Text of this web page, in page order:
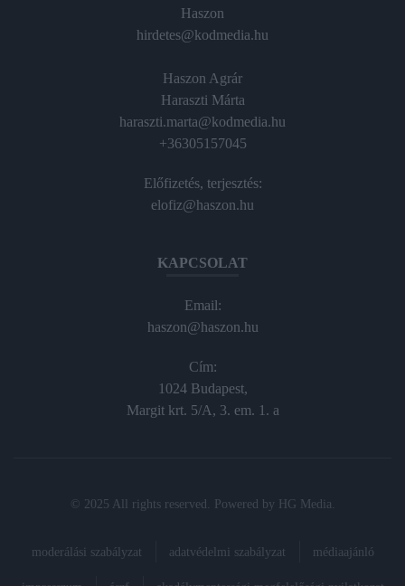
Haszon
hirdetes@kodmedia.hu
Haszon Agrár
Haraszti Márta
haraszti.marta@kodmedia.hu
+36305157045
Előfizetés, terjesztés:
elofiz@haszon.hu
KAPCSOLAT
Email:
haszon@haszon.hu
Cím:
1024 Budapest,
Margit krt. 5/A, 3. em. 1. a
© 2025 All rights reserved. Powered by HG Media
moderálási szabályzat adatvédelmi szabályzat médiaajánló